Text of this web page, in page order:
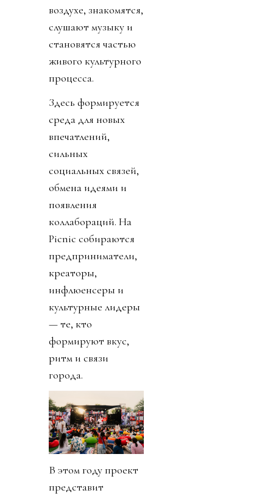
воздухе, знакомятся,
слушают музыку и
становятся частью
живого культурного
процесса.
Здесь формируется
среда для новых
впечатлений,
сильных
социальных связей,
обмена идеями и
появления
коллабораций. На
Picnic собираются
предприниматели,
креаторы,
инфлюенсеры и
культурные лидеры
— те, кто
формируют вкус,
ритм и связи
города.
В этом году проект
представит